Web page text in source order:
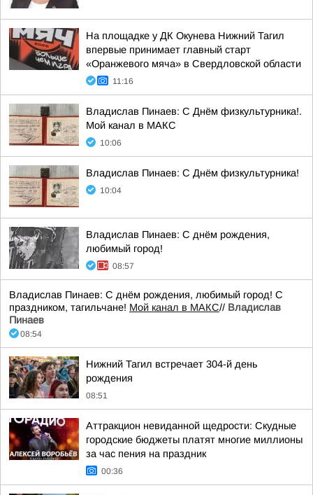
На площадке у ДК Окунева Нижний Тагил
впервые принимает главный старт
«Оранжевого мяча» в Свердловской области
11:16
Владислав Пинаев: С Днём физкультурника!.
Мой канал в МАКС
10:06
Владислав Пинаев: С Днём физкультурника!
10:04
Владислав Пинаев: С днём рождения,
любимый город!
08:57
Владислав Пинаев: С днём рождения, любимый город! С
праздником, тагильчане! Мой канал в МАКС// Владислав
Пинаев
08:54
Нижний Тагил встречает 304-й день
рождения
08:51
Аттракцион невиданной щедрости: Скудные
городские бюджеты платят многие миллионы
за час пения на праздник
00:36